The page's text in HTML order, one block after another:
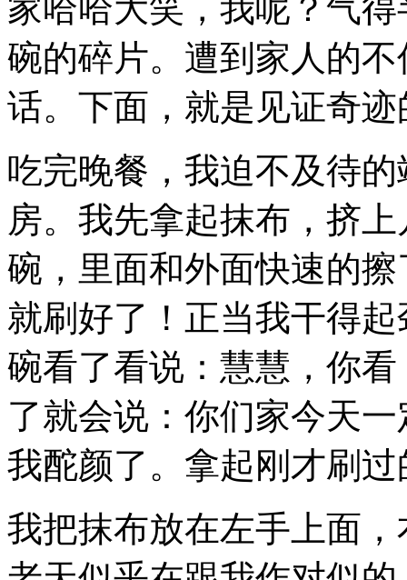
家哈哈大笑，我呢？气
碗的碎片。遭到家人的
话。下面，就是见证奇
吃完晚餐，我迫不及待
房。我先拿起抹布，挤
碗，里面和外面快速的
就刷好了！正当我干得
碗看了看说：慧慧，你
了就会说：你们家今天
我酡颜了。拿起刚才刷
我把抹布放在左手上面